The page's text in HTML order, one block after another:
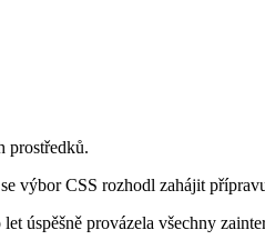
prostředků.
výbor CSS rozhodl zahájit
úspěšně provázela všechny